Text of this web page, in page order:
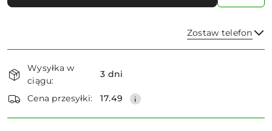
Zostaw telefon
Dostępność
i
dostawa
Wysyłka w
ciągu:
3 dni
Cena przesyłki: 17.49